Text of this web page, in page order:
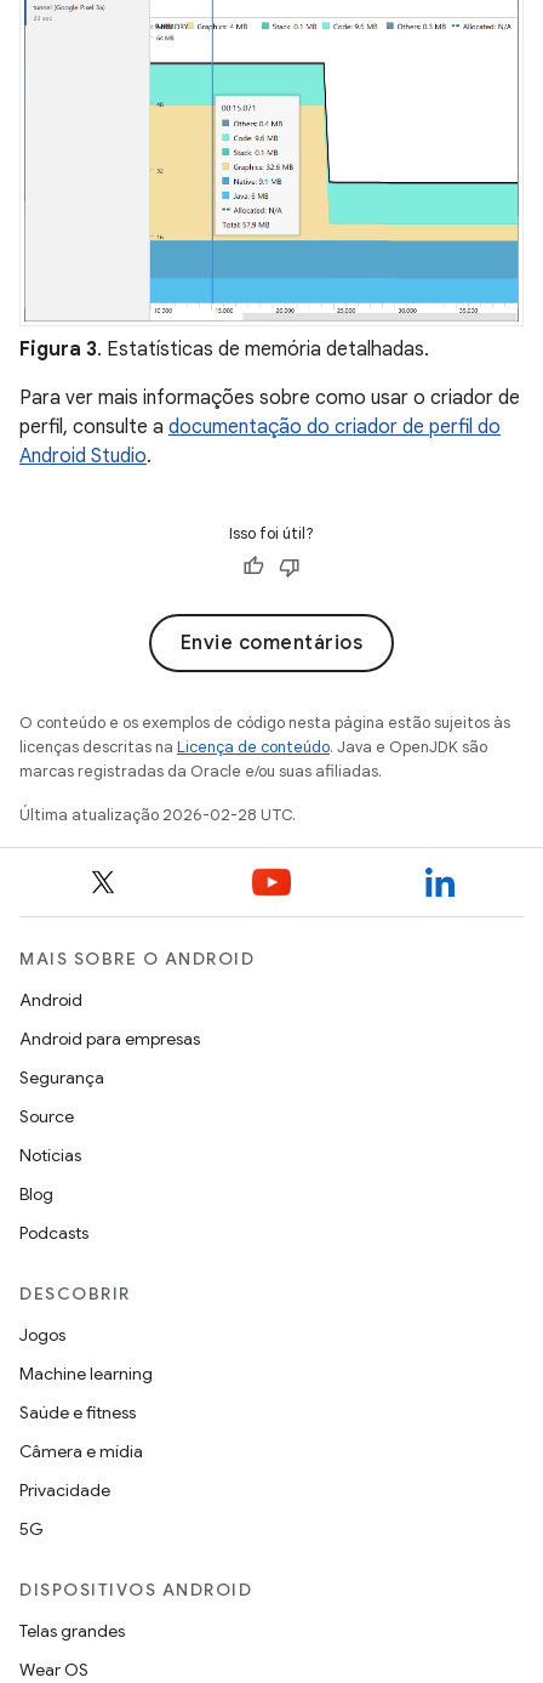
Figura 3. Estatísticas de memória detalhadas.
Para ver mais informações sobre como usar o criador de
perfil, consulte a documentação do criador de perfil do
Android Studio.
Isso foi útil?
Envie comentários
O conteúdo e os exemplos de código nesta página estão sujeitos às
licenças descritas na Licença de conteúdo. Java e OpenJDK são
marcas registradas da Oracle e/ou suas afiliadas.
Última atualização 2026-02-28 UTC.
MAIS SOBRE O ANDROID
Android
Android para empresas
Segurança
Source
Notícias
Blog
Podcasts
DESCOBRIR
Jogos
Machine learning
Saúde e fitness
Câmera e mídia
Privacidade
5G
DISPOSITIVOS ANDROID
Telas grandes
Wear OS